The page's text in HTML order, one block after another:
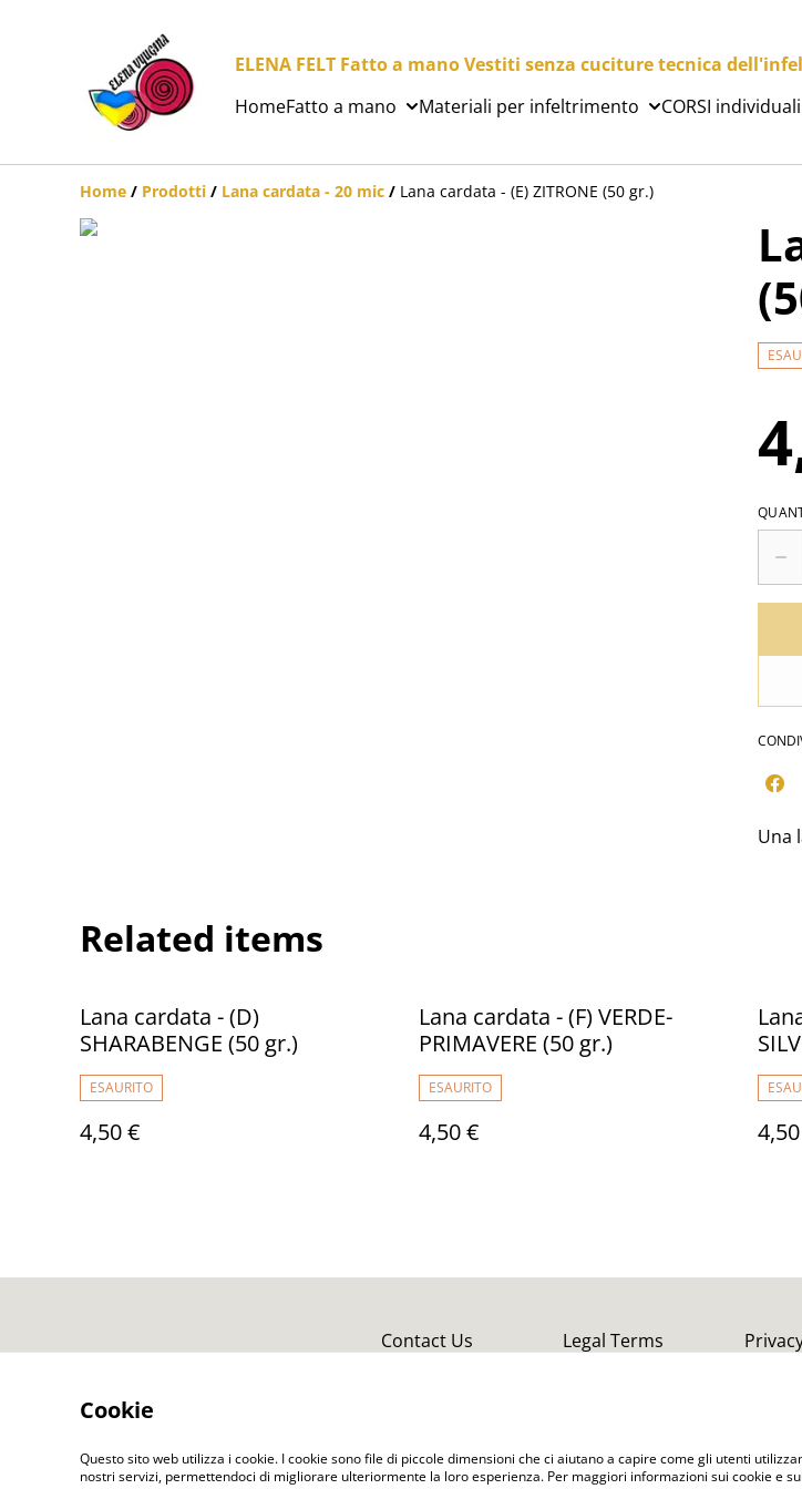
ELENA FELT Fatto a mano Vestiti senza cuciture tecnica
HomeFatto a mano Materiali per infeltrimento CORSI individuali
Home / Prodotti / Lana cardata - 20 mic / Lana cardata - (E) ZITRONE (50 gr.)
Una
Related items
Lana cardata - (D)
SHARABENGE (50 gr.)
ESAURITO
4,50 €
Lana cardata - (F) VERDE-
PRIMAVERE (50 gr.)
ESAURITO
4,50 €
Contact Us Legal Terms
Cookie
Questo sito web utilizza i cookie. I cookie sono file di piccole dimensioni che ci aiutano a capire come gli utenti
nostri servizi, permettendoci di migliorare ulteriormente la loro esperienza. Per maggiori informazioni sui cookie e